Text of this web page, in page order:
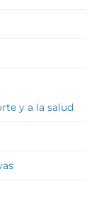
y a la salud